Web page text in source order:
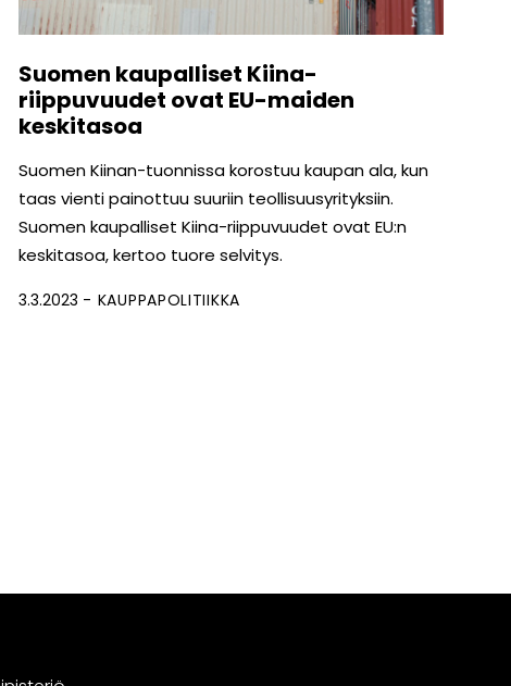
Suomen kaupalliset Kiina-
riippuvuudet ovat EU-maiden
keskitasoa
Suomen Kiinan-tuonnissa korostuu kaupan ala, kun
taas vienti painottuu suuriin teollisuusyrityksiin.
Suomen kaupalliset Kiina-riippuvuudet ovat EU:n
keskitasoa, kertoo tuore selvitys.
3.3.2023 KAUPPAPOLITIIKKA